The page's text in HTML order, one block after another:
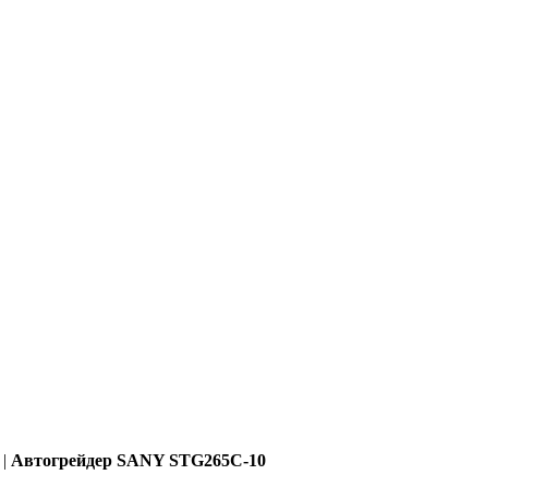
| Автогрейдер SANY STG265C-10